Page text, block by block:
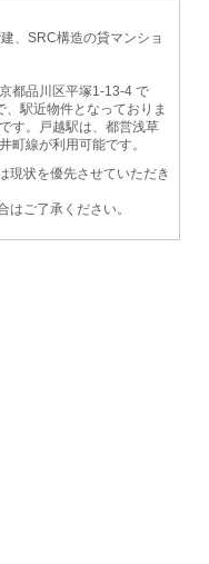
、SRC構造の貸マンショ
都品川区平塚1-13-4 で
駅近物件となっておりま
す。戸越駅は、都営浅草
町線が利用可能です。
現状を優先させていただき
ご了承ください。